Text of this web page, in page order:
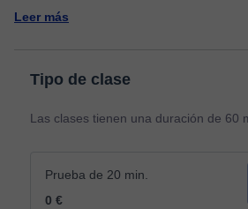
Leer más
Tipo de clase
Las clases tienen una duración de 60
Prueba de 20 min.
0 €